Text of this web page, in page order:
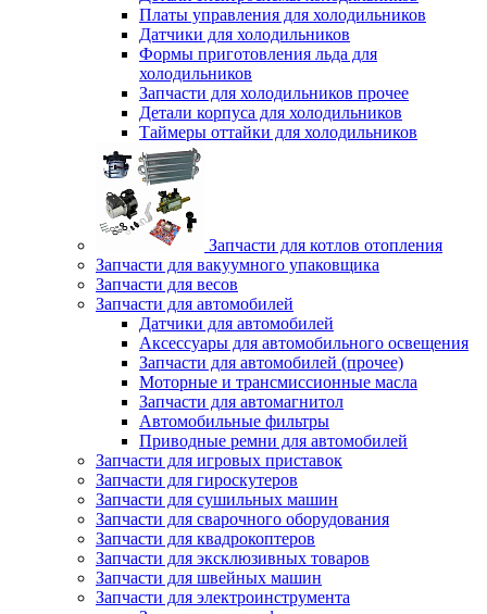
Платы управления для холодильников
Датчики для холодильников
Формы приготовления льда для
холодильников
Запчасти для холодильников прочее
Детали корпуса для холодильников
Таймеры оттайки для холодильников
Запчасти для котлов отопления
Запчасти для вакуумного упаковщика
Запчасти для весов
Запчасти для автомобилей
Датчики для автомобилей
Аксессуары для автомобильного освещения
Запчасти для автомобилей (прочее)
Моторные и трансмиссионные масла
Запчасти для автомагнитол
Автомобильные фильтры
Приводные ремни для автомобилей
Запчасти для игровых приставок
Запчасти для гироскутеров
Запчасти для сушильных машин
Запчасти для сварочного оборудования
Запчасти для квадрокоптеров
Запчасти для эксклюзивных товаров
Запчасти для швейных машин
Запчасти для электроинструмента